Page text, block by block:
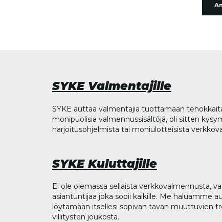
SYKE Valmentajille
SYKE auttaa valmentajia tuottamaan
monipuolisia valmennussisältöjä, oli sitten
harjoitusohjelmista tai moniulotteisista
SYKE Kuluttajille
Ei ole olemassa sellaista verkkovalmennusta,
asiantuntijaa joka sopii kaikille. Me haluamme
löytämään itsellesi sopivan tavan muuttuvien
villitysten joukosta.